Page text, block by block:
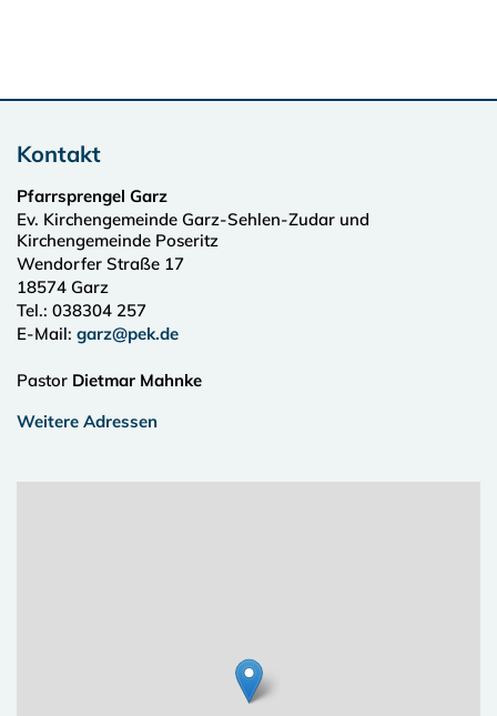
Kontakt
Pfarrsprengel Garz
Ev. Kirchengemeinde Garz-Sehlen-Zudar und
Kirchengemeinde Poseritz
Wendorfer Straße 17
18574 Garz
Tel.: 038304 257
E-Mail: garz@pek.de
Pastor Dietmar Mahnke
Weitere Adressen